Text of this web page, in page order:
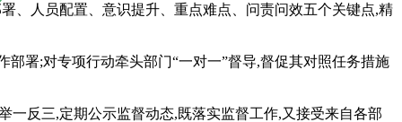
、人员配置、意识提升、重点难点、问责问效五个关键点,精
署;对专项行动牵头部门“一对一”督导,督促其对照任务措施
一反三,定期公示监督动态,既落实监督工作,又接受来自各部